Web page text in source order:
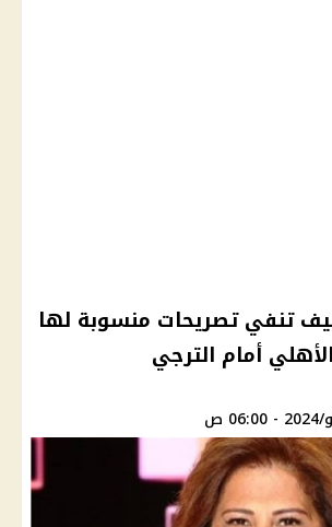
تنفي تصريحات منسوبة لها
أمام الترجي